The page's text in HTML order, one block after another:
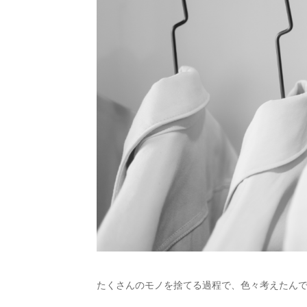
たくさんのモノを捨てる過程で、色々考えたん